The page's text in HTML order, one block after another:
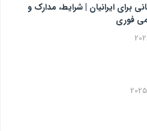
برای ایرانیان | شرایط، مدارک و
فوری